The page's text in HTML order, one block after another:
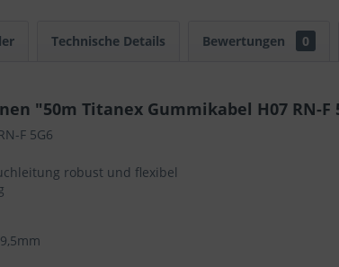
Technische Details Bewertungen 0
"50m Titanex Gummikabel H07 RN-F
F 5G6
robust und flexibel